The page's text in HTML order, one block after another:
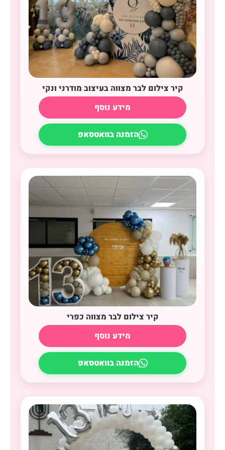
קיר צילום לבר מצווה בעיצוב מודרני ונקי
מידע נוסף
הזמנה בוואטסאפ
קיר צילום לבר מצווה כפרי
מידע נוסף
הזמנה בוואטסאפ